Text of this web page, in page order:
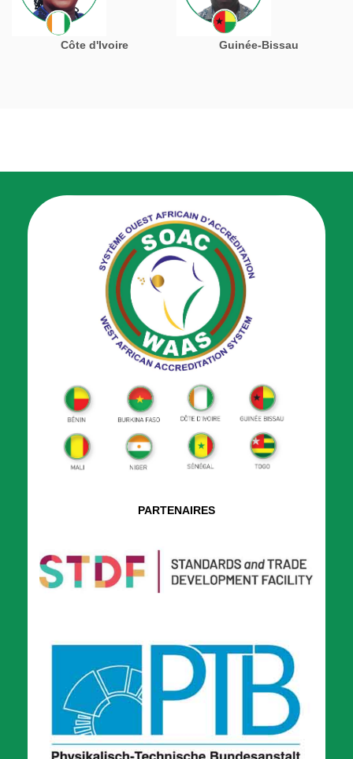
Côte d'Ivoire Guinée-Bissau
PARTENAIRES